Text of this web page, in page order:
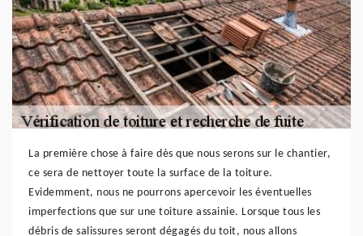
La première chose à faire dès que nous serons sur le chantier,
ce sera de nettoyer toute la surface de la toiture.
Evidemment, nous ne pourrons apercevoir les éventuelles
imperfections que sur une toiture assainie. Lorsque tous les
débris de salissures seront dégagés du toit, nous allons